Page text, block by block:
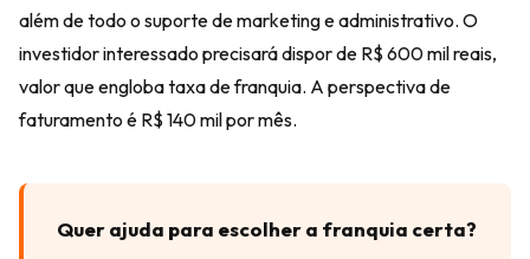
além de todo o suporte de marketing e administrativo. O
investidor interessado precisará dispor de R$ 600 mil reais,
valor que engloba taxa de franquia. A perspectiva de
faturamento é R$ 140 mil por mês.
Quer ajuda para escolher a franquia certa?